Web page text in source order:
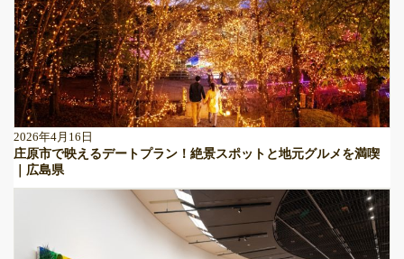
2026年4月16日
庄原市で映えるデートプラン！絶景スポットと地元グルメを満喫
｜広島県